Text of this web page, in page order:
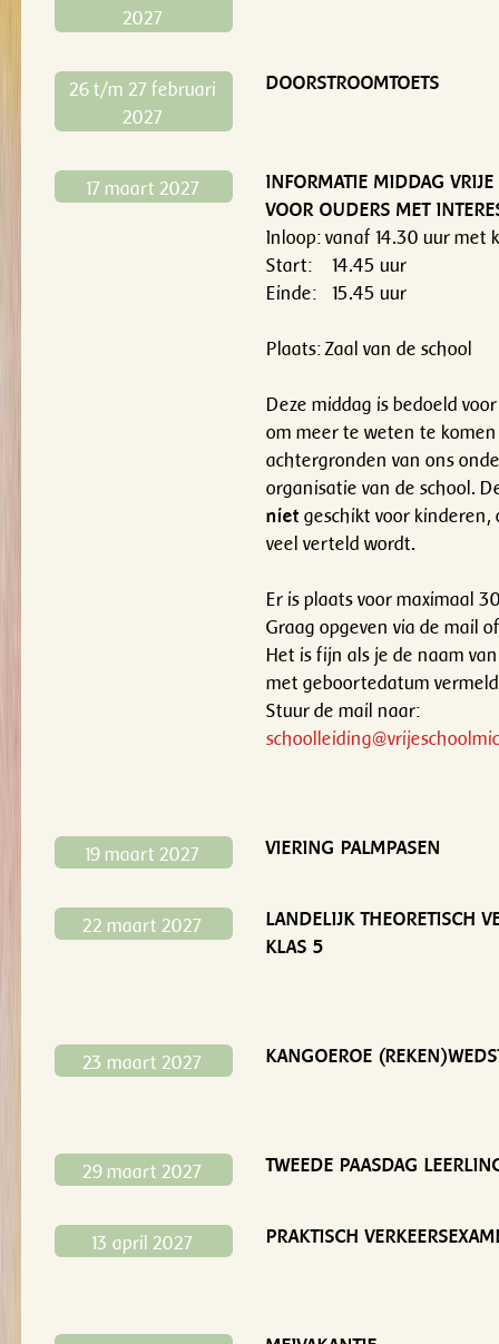
2027
26 t/m 27 februari
2027
DOORSTROOMTOETS
17 maart 2027
INFORMATIE MIDDAG
VOOR OUDERS MET
Inloop: vanaf 14.30 uur met
Start: 14.45 uur
Einde: 15.45 uur
Plaats: Zaal van de school
Deze middag is bedoeld
om meer te weten te
achtergronden van ons
organisatie van de school.
niet geschikt voor
veel verteld wordt.
Er is plaats voor maximaal
Graag opgeven via de mail
Het is fijn als je de naam
met geboortedatum
Stuur de mail naar:
19 maart 2027 VIERING PALMPASEN
22 maart 2027
LANDELIJK THEORETISCH
KLAS 5
23 maart 2027 KANGOEROE
29 maart 2027 TWEEDE PAASDAG
13 april 2027 PRAKTISCH